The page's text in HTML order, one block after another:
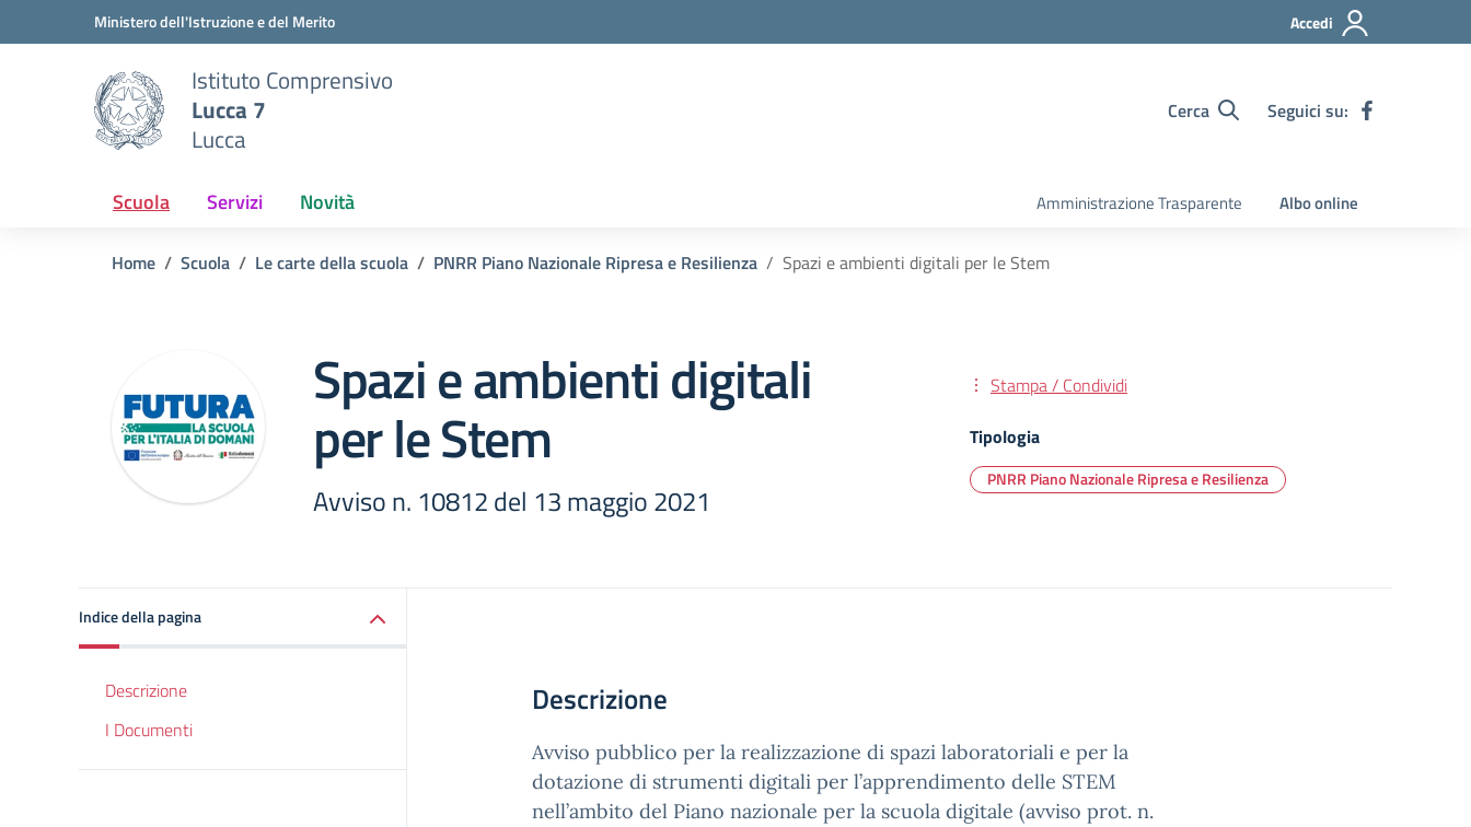
Vai ai contenuti
Vai al menu di navigazioneMinistero dell'Istruzione e del Merito Accedi
Istituto Comprensivo
Lucca 7
Lucca
Cerca Seguici su:
Scuola Servizi Novità Amministrazione Trasparente Albo online
Home Scuola Le carte della scuola PNRR Piano Nazionale Ripresa e Resilienza Spazi e ambienti digitali per le Stem
Spazi e ambienti digitali
per le Stem
Avviso n. 10812 del 13 maggio 2021
Stampa / Condividi
Tipologia
PNRR Piano Nazionale Ripresa e Resilienza
Indice della pagina
Descrizione
I Documenti
Descrizione
Avviso pubblico per la realizzazione di spazi laboratoriali e per la
dotazione di strumenti digitali per l’apprendimento delle STEM
nell’ambito del Piano nazionale per la scuola digitale (avviso prot. n.